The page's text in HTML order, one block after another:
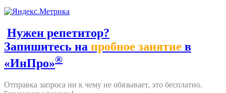
Нужен репетитор?
Запишитесь на пробное занятие в
«ИнПро»®
Отправка запроса ни к чему не обязывает, это бесплатно.